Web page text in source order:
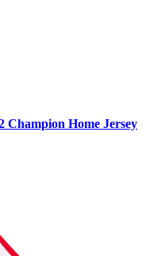
Champion Home Jersey